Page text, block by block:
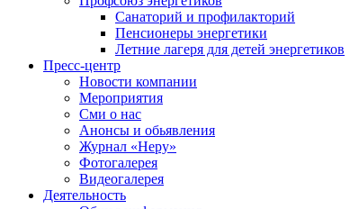
Санаторий и профилакторий
Пенсионеры энергетики
Летние лагеря для детей энергетиков
Пресс-центр
Новости компании
Мероприятия
Сми о нас
Анонсы и обьявления
Журнал «Неру»
Фотогалерея
Видеогалерея
Деятельность